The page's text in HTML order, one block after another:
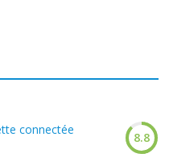
connectée
8.8